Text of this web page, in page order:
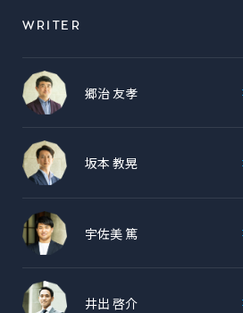
WRITER
郷治 友孝
坂本 教晃
宇佐美 篤
井出 啓介